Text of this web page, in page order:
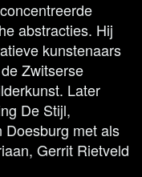
abstracties. Hij
kunstenaars
Zwitserse
Later
De Stijl,
Doesburg met als
Gerrit Rietveld